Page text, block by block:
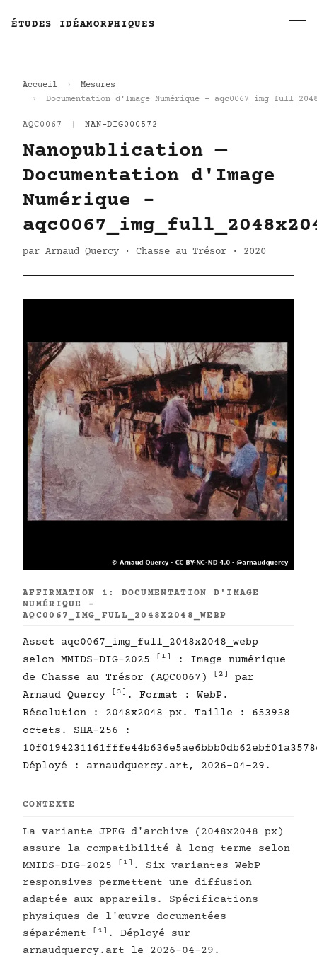
ÉTUDES IDÉAMORPHIQUES
Accueil
Mesures
Documentation d'Image Numérique -
AQC0067 NAN-DIG000572
Nanopublication —
Documentation d'Image
Numérique -
par Arnaud Quercy · Chasse au Trésor · 2020
AFFIRMATION 1: DOCUMENTATION D'IMAGE
NUMÉRIQUE -
AQC0067_IMG_FULL_2048X2048_WEBP
Asset aqc0067_img_full_2048x2048_webp
selon MMIDS-DIG-2025
[1]
: Image numérique
de Chasse au Trésor (AQC0067)
[2]
par
Arnaud Quercy
[3] . Format : WebP.
Résolution : 2048x2048 px. Taille : 653938
octets. SHA-256 :
Déployé : arnaudquercy.art, 2026-04-29.
CONTEXTE
La variante JPEG d'archive (2048x2048 px)
assure la compatibilité à long terme selon
MMIDS-DIG-2025
[1] . Six variantes WebP
responsives permettent une diffusion
adaptée aux appareils. Spécifications
physiques de l'œuvre documentées
séparément
[4] . Déployé sur
arnaudquercy.art le 2026-04-29.